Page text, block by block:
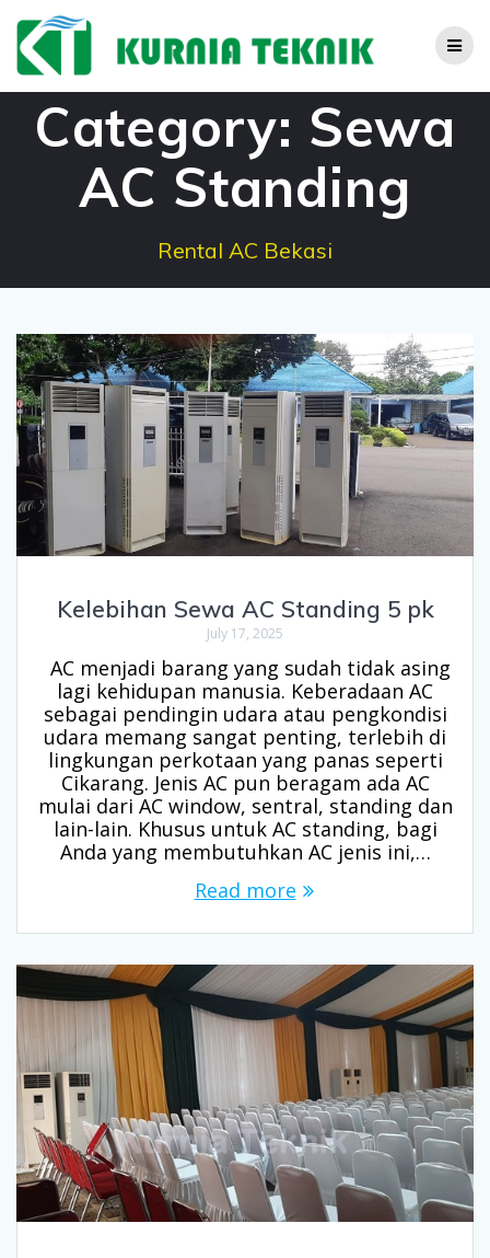
to
content
Category: Sewa
AC Standing
Rental AC Bekasi
Kelebihan Sewa AC Standing 5 pk
July 17, 2025
AC menjadi barang yang sudah tidak asing
lagi kehidupan manusia. Keberadaan AC
sebagai pendingin udara atau pengkondisi
udara memang sangat penting, terlebih di
lingkungan perkotaan yang panas seperti
Cikarang. Jenis AC pun beragam ada AC
mulai dari AC window, sentral, standing dan
lain-lain. Khusus untuk AC standing, bagi
Anda yang membutuhkan AC jenis ini,…
Read more